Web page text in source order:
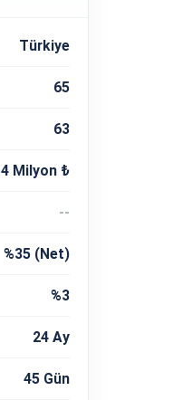
Türkiye
65
63
4 Milyon ₺
--
%35 (Net)
%3
24 Ay
45 Gün